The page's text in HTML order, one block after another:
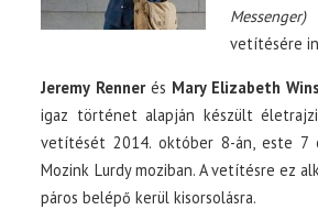
vetítésére
Jeremy Rennerés Mary Elizabeth
igaz történet alapján készült
vetítését 2014. október 8-án, este 7
Mozink Lurdy moziban. A vetítésre ez
páros belépő kerül kisorsolásra.